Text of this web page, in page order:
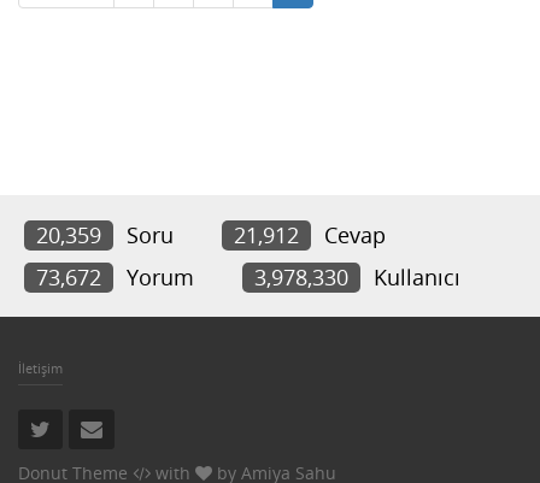
20,359 Soru 21,912
Cevap
73,672
Yorum 3,978,330 Kullanıcı
İletişim
Donut Theme with by Amiya Sahu